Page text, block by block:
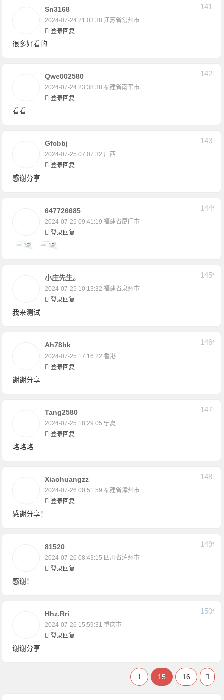
Sn3168
2024-07-24 21:03:38 江苏省常州市
141F
登录回复
很多好看的
Qwe002580
2024-07-24 23:38:38 福建省南平市
142F
登录回复
看看
Gfcbbj
2024-07-25 07:07:32 广西
143F
登录回复
感谢分享
647726685
2024-07-25 09:41:19 福建省厦门市
144F
登录回复
小庄先生。
2024-07-25 10:13:32 福建省泉州市
145F
登录回复
我来测试
Ah78hk
2024-07-25 17:16:22 香港
146F
登录回复
谢谢分享
Tang2580
2024-07-25 18:29:05 宁夏
147F
登录回复
略略略
Xiaohuangzz
2024-07-26 00:51:59 福建省漳州市
148F
登录回复
感谢分享！
81520
2024-07-26 08:43:15 四川省泸州市
149F
登录回复
感谢！
Hhz.rri
2024-07-26 15:59:31 重庆市
150F
登录回复
谢谢分享
1 15 16